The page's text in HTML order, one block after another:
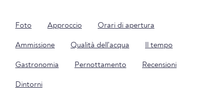
Foto Approccio Orari di apertura
Ammissione Qualità dell'acqua Il tempo
Gastronomia Pernottamento Recensioni
Dintorni